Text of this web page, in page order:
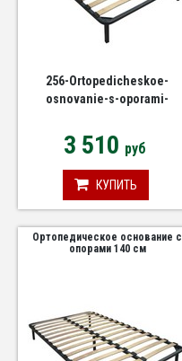
256-Ortopedicheskoe-
osnovanie-s-oporami-
3 510 руб
КУПИТЬ
Ортопедическое основание с
опорами 140 см